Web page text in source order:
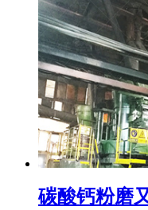
碳酸钙粉磨